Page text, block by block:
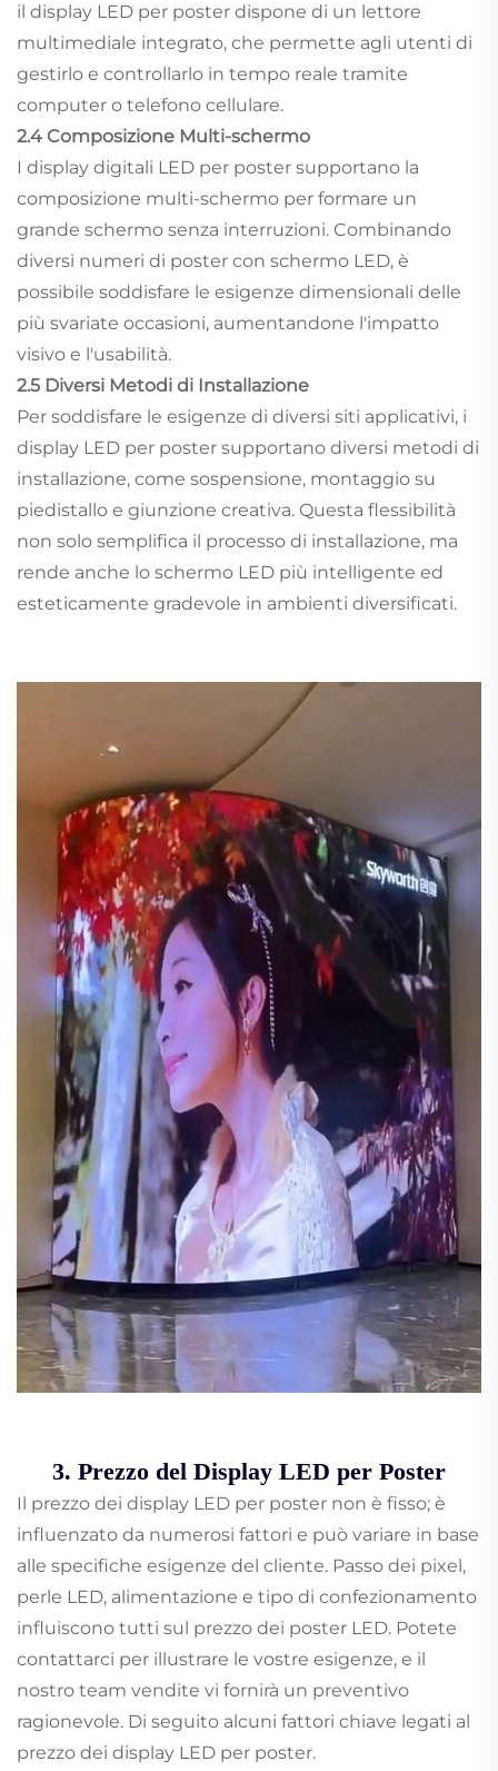
il display LED per poster dispone di un lettore
multimediale integrato, che permette agli utenti di
gestirlo e controllarlo in tempo reale tramite
computer o telefono cellulare.
2.4 Composizione Multi-schermo
I display digitali LED per poster supportano la
composizione multi-schermo per formare un
grande schermo senza interruzioni. Combinando
diversi numeri di poster con schermo LED, è
possibile soddisfare le esigenze dimensionali delle
più svariate occasioni, aumentandone l'impatto
visivo e l'usabilità.
2.5 Diversi Metodi di Installazione
Per soddisfare le esigenze di diversi siti applicativi, i
display LED per poster supportano diversi metodi di
installazione, come sospensione, montaggio su
piedistallo e giunzione creativa. Questa flessibilità
non solo semplifica il processo di installazione, ma
rende anche lo schermo LED più intelligente ed
esteticamente gradevole in ambienti diversificati.
3. Prezzo del Display LED per Poster
Il prezzo dei display LED per poster non è fisso; è
influenzato da numerosi fattori e può variare in base
alle specifiche esigenze del cliente. Passo dei pixel,
perle LED, alimentazione e tipo di confezionamento
influiscono tutti sul prezzo dei poster LED. Potete
contattarci per illustrare le vostre esigenze, e il
nostro team vendite vi fornirà un preventivo
ragionevole. Di seguito alcuni fattori chiave legati al
prezzo dei display LED per poster.